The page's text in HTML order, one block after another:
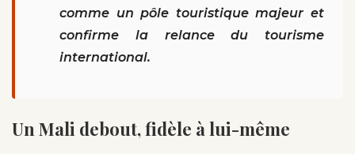
comme un pôle touristique majeur et
confirme la relance du tourisme
international.
Un Mali debout, fidèle à lui-même